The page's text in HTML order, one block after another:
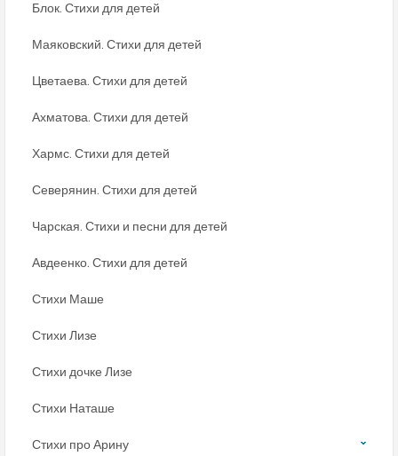
Блок. Стихи для детей
Маяковский. Стихи для детей
Цветаева. Стихи для детей
Ахматова. Стихи для детей
Хармс. Стихи для детей
Северянин. Стихи для детей
Чарская. Стихи и песни для детей
Авдеенко. Стихи для детей
Стихи Маше
Стихи Лизе
Стихи дочке Лизе
Стихи Наташе
Стихи про Арину